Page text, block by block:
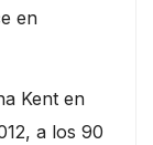
en
Kent en
a los 90